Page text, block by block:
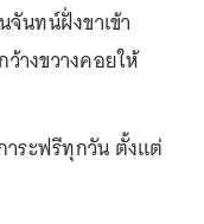
นทน์ฝั่งขาเข้า
างขวางคอยให้
าระฟรีทุกวัน ตั้งแต่